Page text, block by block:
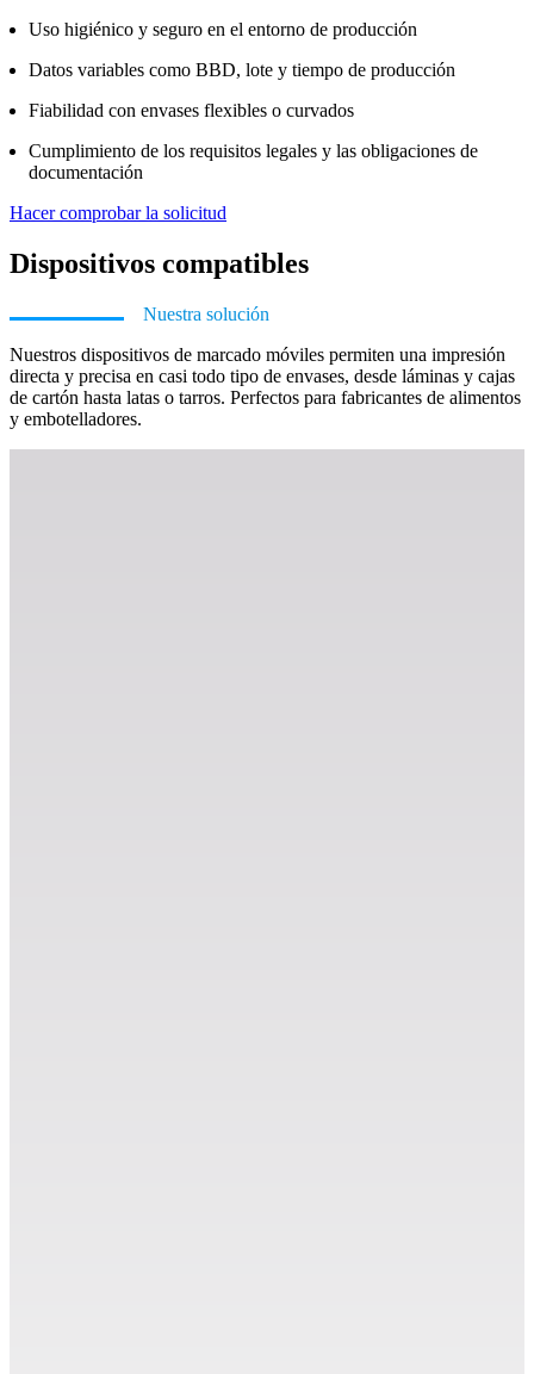
Uso higiénico y seguro en el entorno de producción
Datos variables como BBD, lote y tiempo de producción
Fiabilidad con envases flexibles o curvados
Cumplimiento de los requisitos legales y las obligaciones de
documentación
Hacer comprobar la solicitud
Dispositivos compatibles
Nuestra solución
Nuestros dispositivos de marcado móviles permiten una impresión
directa y precisa en casi todo tipo de envases, desde láminas y cajas
de cartón hasta latas o tarros. Perfectos para fabricantes de alimentos
y embotelladores.